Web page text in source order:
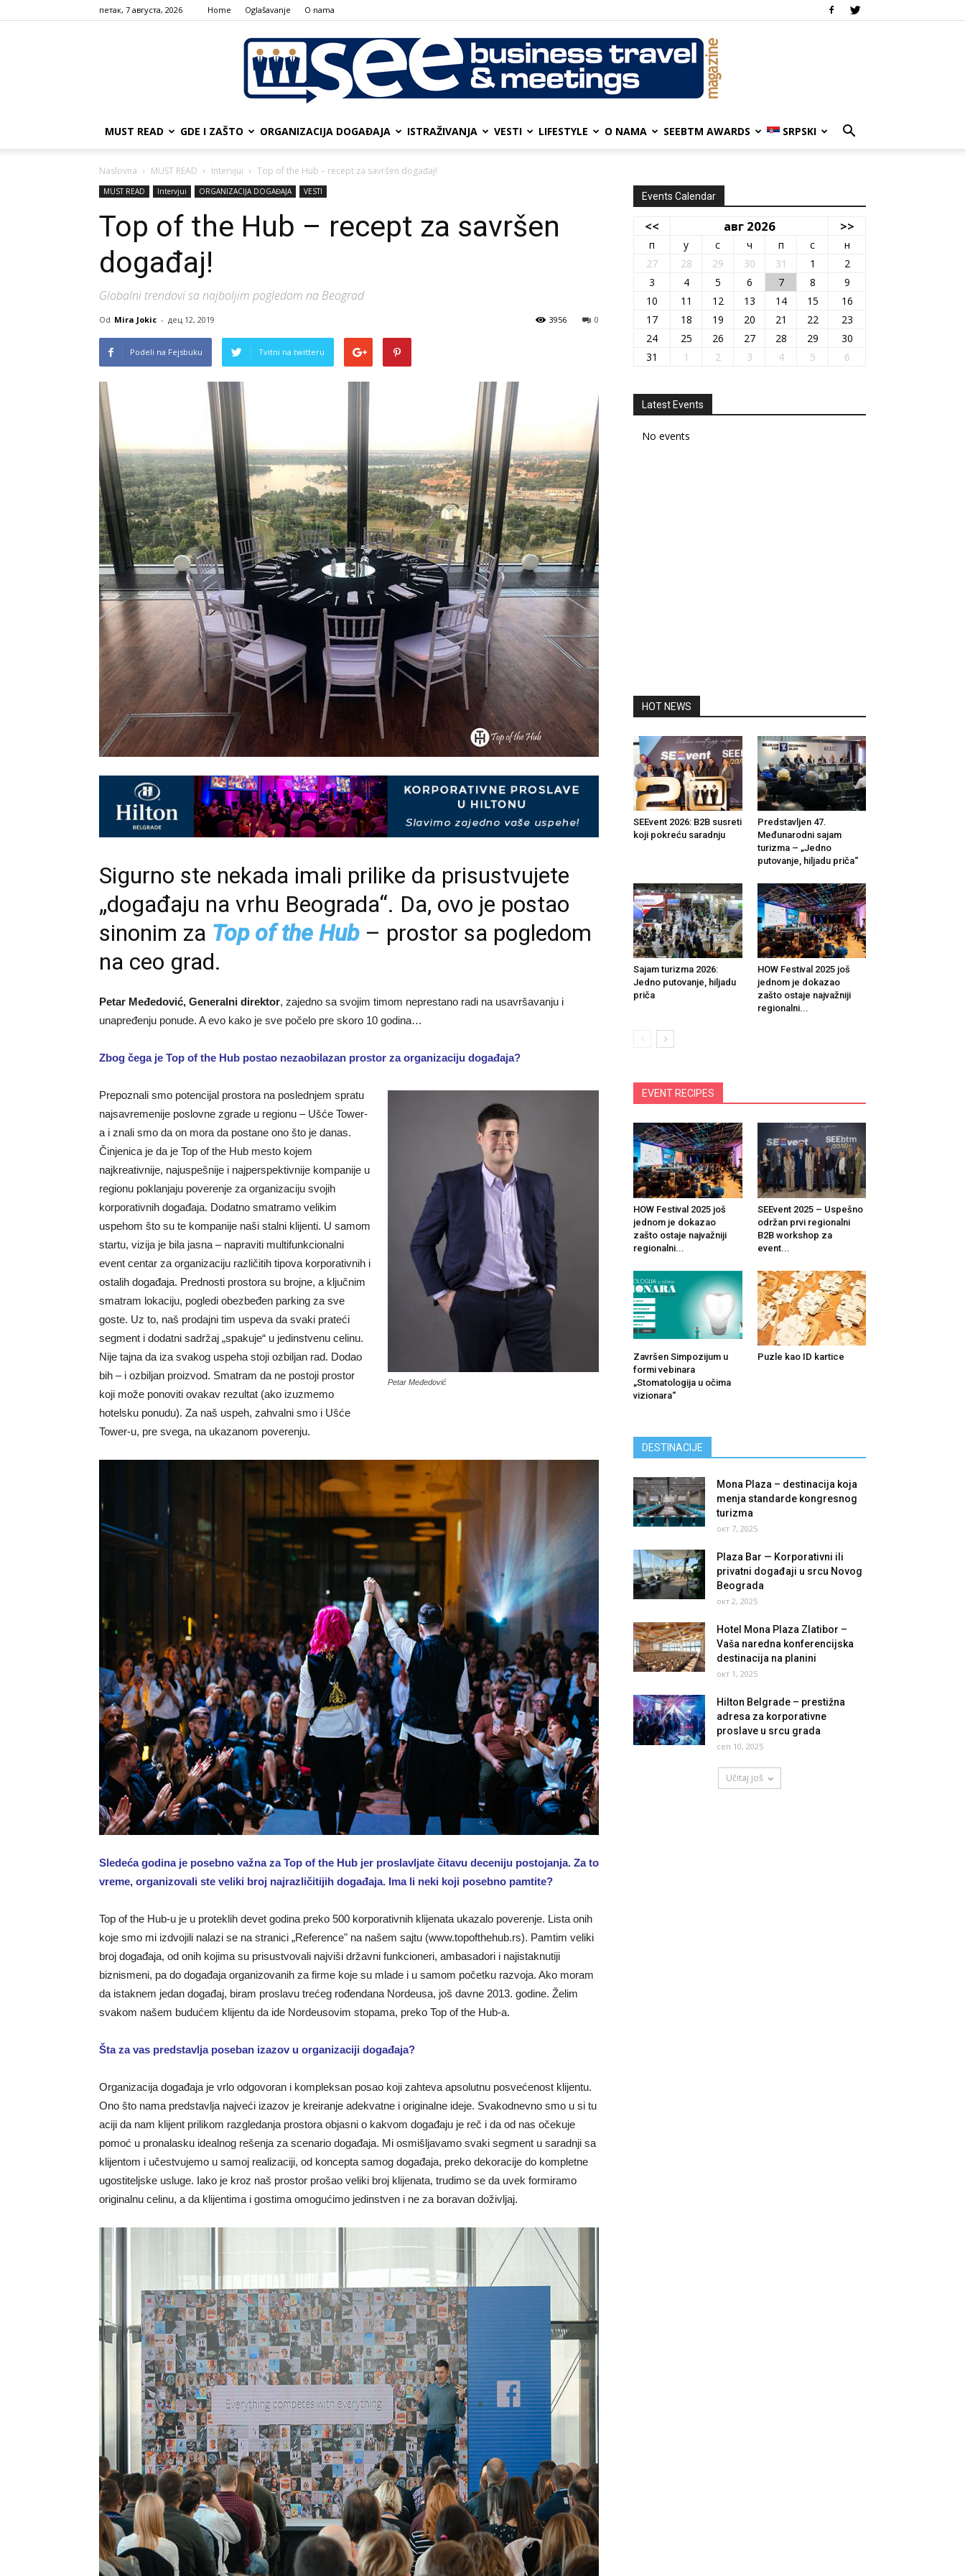
петак, 7 августа, 2026 Home Oglašavanje О nama
&
meetings
magazine
MUST READ GDE I ZAŠTO ORGANIZACIJA DOGAĐAJA ISTRAŽIVANJA VESTI LIFESTYLE О NAMA SEEBTM AWARDS SRPSKI
Naslovna MUST READ Intervjui Top of the Hub – recept za savršen događaj!
MUST READ Intervjui ORGANIZACIJA DOGAĐAJA VESTI
Top of the Hub – recept za savršen
događaj!
Globalni trendovi sa najboljim pogledom na Beograd
Od Mira Jokic - дец 12, 2019 0
3956
Podeli na Fejsbuku Tvitni na twitteru
Sigurno ste nekada imali prilike da prisustvujete
„događaju na vrhu Beograda“. Da, ovo je postao
sinonim za Top of the Hub– prostor sa pogledom
na ceo grad.
Petar Međedović, Generalni direktor, zajedno sa svo­jim timom neprestano radi na usavršavanju i
unapre­đenju ponude. A evo kako je sve počelo pre skoro 10 godina…
Zbog čega je Top of the Hub postao nezaobilazan prostor za organizaciju događaja?
Petar Međedović
Prepoznali smo potencijal prostora na poslednjem spra­tu
najsavremenije poslovne zgrade u regionu – Ušće Tower-
a i znali smo da on mora da postane ono što je danas.
Činjenica je da je Top of the Hub mesto kojem
najkreativnije, najuspešnije i najperspektivnije kompanije u
regionu poklanjaju poverenje za organiza­ciju svojih
korporativnih događaja. Dodatno smatramo velikim
uspehom što su te kompanije naši stalni klijenti. U samom
startu, vizija je bila jasna – napraviti multifun­kcionalni
event centar za organizaciju različi­tih tipova korporativnih i
ostalih događaja. Prednosti prostora su brojne, a ključnim
smatram lokaciju, pogledi obezbeđen parking za sve
goste. Uz to, naš prodajni tim uspeva da svaki prateći
segment i dodatni sadržaj „spakuje“ u jedinstvenu celinu.
Nije tajna da iza svakog uspeha stoji ozbiljan rad. Dodao
bih – i ozbiljan proizvod. Smatram da ne postoji pro­stor
koji može ponoviti ovakav rezul­tat (ako izuzmemo
hotelsku ponudu). Za naš uspeh, zahvalni smo i Ušće
Tower-u, pre svega, na ukazanom poverenju.
Sledeća godina je posebno važna za Top of the Hub jer proslavljate čitavu deceniju postojanja. Za to
vreme, organizovali ste veliki broj najrazličitijih događaja. Ima li neki koji posebno pamtite?
Top of the Hub-u je u proteklih devet godina preko 500 korporativnih klijenata ukazalo poverenje. Lista onih
koje smo mi izdvojili nalazi se na stranici „Refe­renceʺ na našem sajtu (www.topofthehub.rs). Pamtim veliki
broj događaja, od onih kojima su prisustvovali najviši državni funkcioneri, ambasadori i najistaknutiji
biznismeni, pa do događaja organizovanih za firme koje su mlade i u samom početku razvoja. Ako moram
da istaknem jedan događaj, biram proslavu trećeg rođendana Nordeusa, još davne 2013. godine. Želim
svakom na­šem budućem klijentu da ide Nordeusovim stopama, preko Top of the Hub-a.
Šta za vas predstavlja poseban izazov u organizaciji događaja?
Organizacija događaja je vrlo odgovoran i kompleksan posao koji zahteva apsolutnu posvećenost klijentu.
Ono što nama predstavlja najveći izazov je kreiranje adekvatne i originalne ideje. Svakodnevno smo u si tu
aciji da nam klijent prilikom razgledanja prostora objasni o kakvom događaju je reč i da od nas očekuje
pomoć u pronalasku idealnog rešenja za scenario događaja. Mi osmišljavamo svaki segment u saradnji sa
klijentom i učestvujemo u samoj realizaciji, od koncepta samog događaja, preko dekoracije do kompletne
ugostiteljske usluge. Iako je kroz naš prostor prošao veliki broj klijenata, trudimo se da uvek formiramo
originalnu celinu, a da klijentima i gostima omogućimo jedinstven i ne za boravan doživljaj.
Events Calendar
<< авг 2026 >>
п у с ч п с
н
27
28 29 30 31 1
2
3
4 5 6 7 8
9
10
11 12 13 14 15
16
17
18 19 20 21 22
23
24
25 26 27 28 29
30
31
1 2 3 4 5 6
Latest Events
No events
HOT NEWS
SEEvent 2026: B2B susreti
koji pokreću saradnju
Predstavljen 47.
Međunarodni sajam
turizma – „Jedno
putovanje, hiljadu priča“
Sajam turizma 2026:
Jedno putovanje, hiljadu
priča
HOW Festival 2025 još
jednom je dokazao
zašto ostaje najvažniji
regionalni...
EVENT RECIPES
HOW Festival 2025 još
jednom je dokazao
zašto ostaje najvažniji
regionalni...
SEEvent 2025 – Uspešno
održan prvi regionalni
B2B workshop za
event...
Završen Simpozijum u
formi vebinara
„Stomatologija u očima
vizionara“
Puzle kao ID kartice
DESTINACIJE
Mona Plaza – destinacija koja
menja standarde kongresnog
turizma
окт 7, 2025
Plaza Bar — Korporativni ili
privatni događaji u srcu Novog
Beograda
окт 2, 2025
Hotel Mona Plaza Zlatibor –
Vaša naredna konferencijska
destinacija na planini
окт 1, 2025
Hilton Belgrade – prestižna
adresa za korporativne
proslave u srcu grada
сеп 10, 2025
Učitaj još